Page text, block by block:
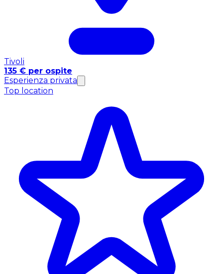
Tivoli
135 € per ospite
Esperienza privata
Top location